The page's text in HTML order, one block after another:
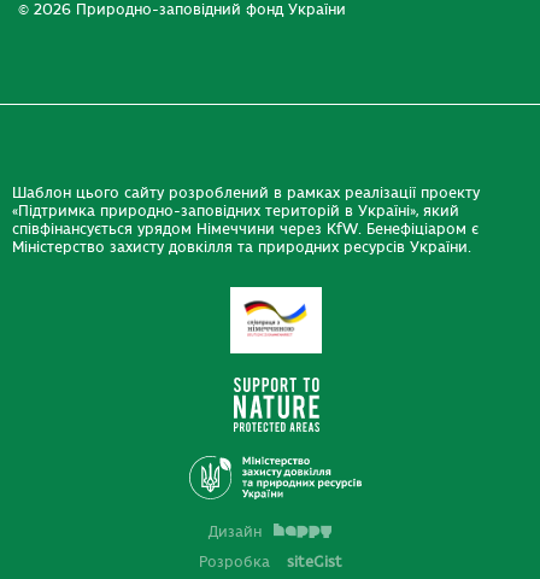
© 2026 Природно-заповідний фонд України
Шаблон цього сайту розроблений в рамках реалізації проекту
«Підтримка природно-заповідних територій в Україні», який
співфінансується урядом Німеччини через KfW. Бенефіціаром є
Міністерство захисту довкілля та природних ресурсів України.
Дизайн
Розробка
siteGist